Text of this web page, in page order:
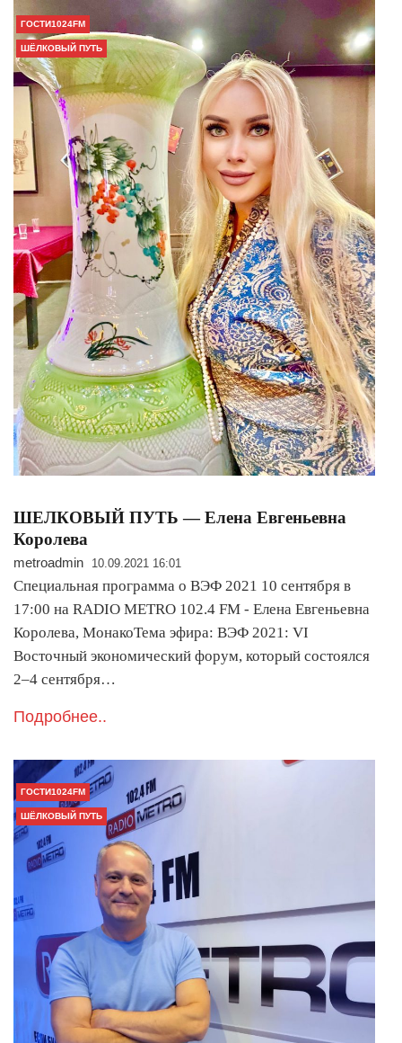
ГОСТИ1024FM
ШЁЛКОВЫЙ ПУТЬ
ШЕЛКОВЫЙ ПУТЬ — Елена Евгеньевна
Королева
metroadmin 10.09.2021 16:01
Специальная программа о ВЭФ 2021 10 сентября в
17:00 на RADIO METRO 102.4 FM - Елена Евгеньевна
Королева, МонакоТема эфира: ВЭФ 2021: VI
Восточный экономический форум, который состоялся
2–4 сентября…
Подробнее..
ГОСТИ1024FM
ШЁЛКОВЫЙ ПУТЬ